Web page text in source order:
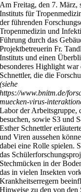
Am Freitag, den 7. März,
Instituts für
der führenden
Tropenmedizin und
Führung durch das
Projektbetreuerin Fr.
Instituts und einen
besonderes Highlight
Schnettler, die die
(siehe
https://www.bnitm.de/
muecken-virus-
Labor der Arbeitsgruppe,
besuchen, sowie S3 und
Esther Schnettler
und Viren aussehen
dabei eine Rolle spielen.
das
Stechmücken in der
das in vielen Insekten
Krankheitserregern
Hinweise zu den von den